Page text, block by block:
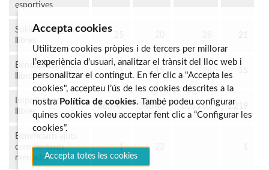
esportives
Sol·licituds ajuts
Beneficiaris ajuts
llibres
25
Import ajuts
llibres
865,40 546,40 1.563,60 1.219
Beneficiaris ajuts
complements
menjador
1
Accepta cookies
Utilitzem cookies pròpies i de tercers per millorar
l’experiència d’usuari, analitzar el trànsit del lloc web i
personalitzar el contingut. En fer clic a "Accepta les
cookies", accepteu l’ús de les cookies descrites a la
nostra Política de cookies. També podeu configurar
quines cookies voleu acceptar fent clic a “Configurar les
cookies”.
Accepta totes les cookies